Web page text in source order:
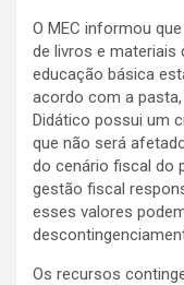
O MEC informou
de livros e materiais
educação básica
acordo com a
Didático possui um
que não será
do cenário fiscal do
gestão fiscal
esses valores
Os recursos